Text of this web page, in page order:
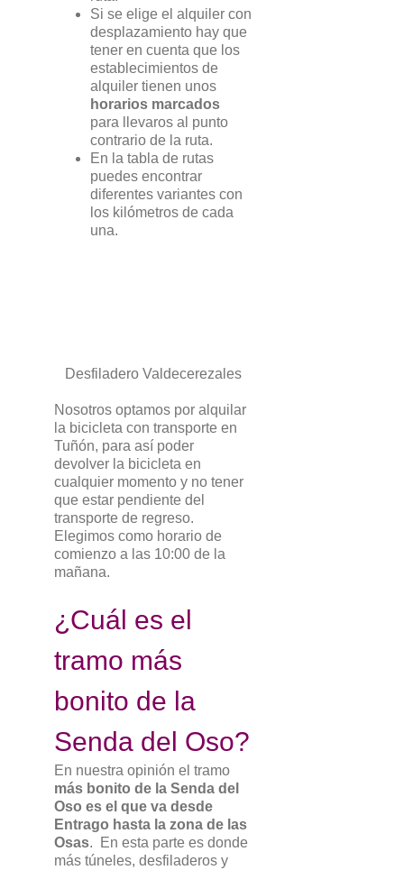
Si se elige el alquiler con
desplazamiento hay que
tener en cuenta que los
establecimientos de
alquiler tienen unos
horarios marcados
para llevaros al punto
contrario de la ruta.
En la tabla de rutas
puedes encontrar
diferentes variantes con
los kilómetros de cada
una.
Desfiladero Valdecerezales
Nosotros optamos por alquilar
la bicicleta con transporte en
Tuñón, para así poder
devolver la bicicleta en
cualquier momento y no tener
que estar pendiente del
transporte de regreso.
Elegimos como horario de
comienzo a las 10:00 de la
mañana.
¿Cuál es el
tramo más
bonito de la
Senda del Oso?
En nuestra opinión el tramo
más bonito de la Senda del
Oso es el que va desde
Entrago hasta la zona de las
Osas. En esta parte es donde
más túneles, desfiladeros y